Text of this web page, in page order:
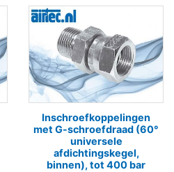
Inschroefkoppelingen
met G-schroefdraad (60°
universele
afdichtingskegel,
binnen), tot 400 bar